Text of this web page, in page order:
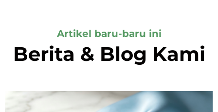
Artikel baru-baru ini
Berita & Blog Kami